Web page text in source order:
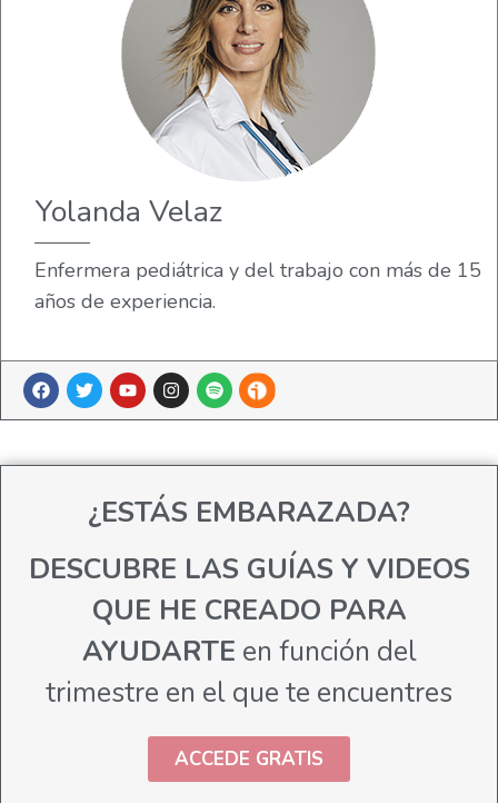
Yolanda Velaz
Enfermera pediátrica y del trabajo con más de 15
años de experiencia.
¿ESTÁS EMBARAZADA?
DESCUBRE LAS GUÍAS Y VIDEOS
QUE HE CREADO PARA
AYUDARTE en función del
trimestre en el que te encuentres
ACCEDE GRATIS